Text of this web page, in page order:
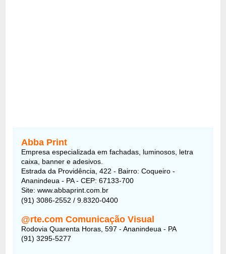
Abba Print
Empresa especializada em fachadas, luminosos, letra
caixa, banner e adesivos.
Estrada da Providência, 422 - Bairro: Coqueiro -
Ananindeua - PA - CEP: 67133-700
Site: www.abbaprint.com.br
(91) 3086-2552 / 9.8320-0400
@rte.com Comunicação Visual
Rodovia Quarenta Horas, 597 - Ananindeua - PA
(91) 3295-5277